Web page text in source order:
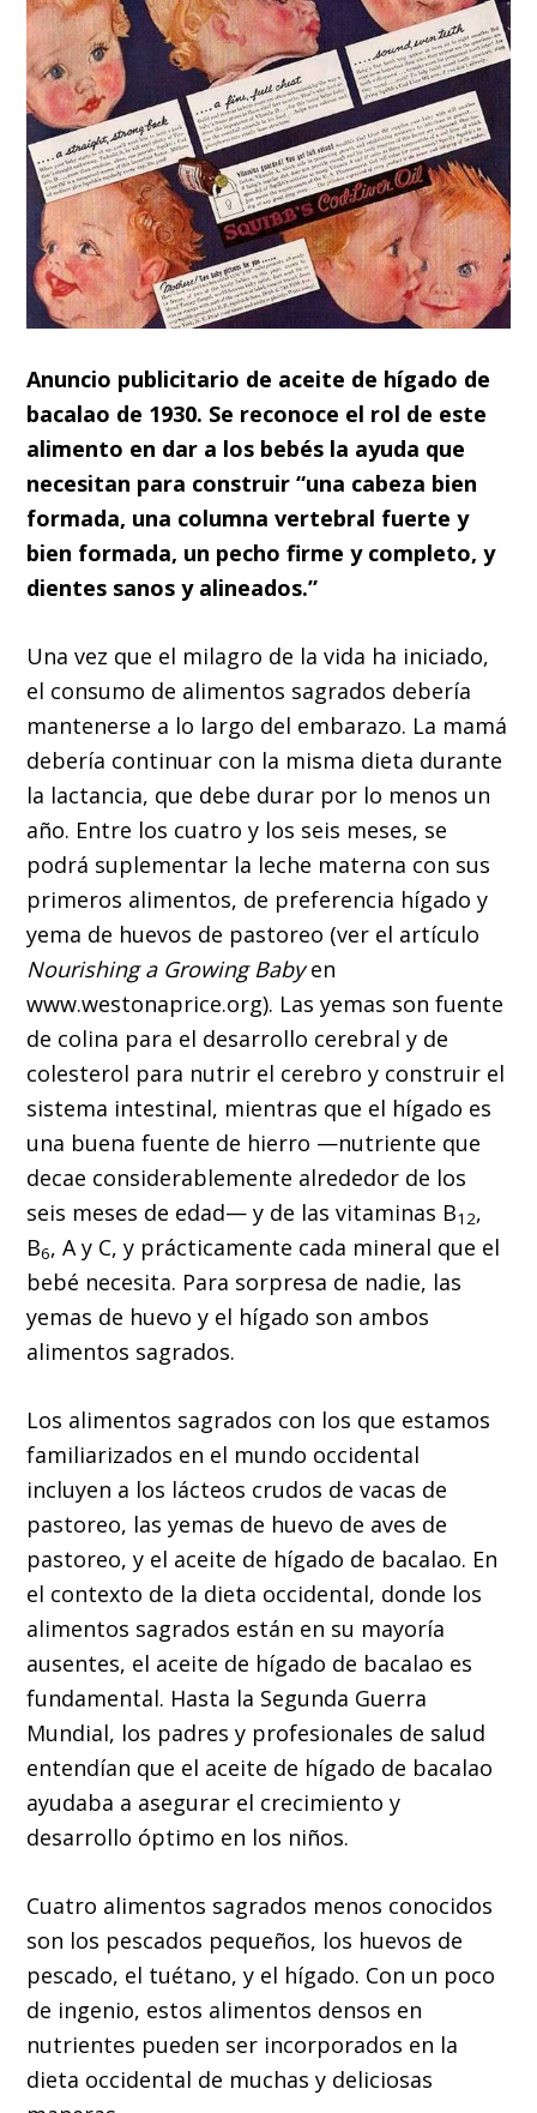
Anuncio publicitario de aceite de hígado de
bacalao de 1930. Se reconoce el rol de este
alimento en dar a los bebés la ayuda que
necesitan para construir “una cabeza bien
formada, una columna vertebral fuerte y
bien formada, un pecho firme y completo, y
dientes sanos y alineados.”
Una vez que el milagro de la vida ha iniciado,
el consumo de alimentos sagrados debería
mantenerse a lo largo del embarazo. La mamá
debería continuar con la misma dieta durante
la lactancia, que debe durar por lo menos un
año. Entre los cuatro y los seis meses, se
podrá suplementar la leche materna con sus
primeros alimentos, de preferencia hígado y
yema de huevos de pastoreo (ver el artículo
Nourishing a Growing Babyen
www.westonaprice.org). Las yemas son fuente
de colina para el desarrollo cerebral y de
colesterol para nutrir el cerebro y construir el
sistema intestinal, mientras que el hígado es
una buena fuente de hierro —nutriente que
decae considerablemente alrededor de los
seis meses de edad— y de las vitaminas B12,
B6, A y C, y prácticamente cada mineral que el
bebé necesita. Para sorpresa de nadie, las
yemas de huevo y el hígado son ambos
alimentos sagrados.
Los alimentos sagrados con los que estamos
familiarizados en el mundo occidental
incluyen a los lácteos crudos de vacas de
pastoreo, las yemas de huevo de aves de
pastoreo, y el aceite de hígado de bacalao. En
el contexto de la dieta occidental, donde los
alimentos sagrados están en su mayoría
ausentes, el aceite de hígado de bacalao es
fundamental. Hasta la Segunda Guerra
Mundial, los padres y profesionales de salud
entendían que el aceite de hígado de bacalao
ayudaba a asegurar el crecimiento y
desarrollo óptimo en los niños.
Cuatro alimentos sagrados menos conocidos
son los pescados pequeños, los huevos de
pescado, el tuétano, y el hígado. Con un poco
de ingenio, estos alimentos densos en
nutrientes pueden ser incorporados en la
dieta occidental de muchas y deliciosas